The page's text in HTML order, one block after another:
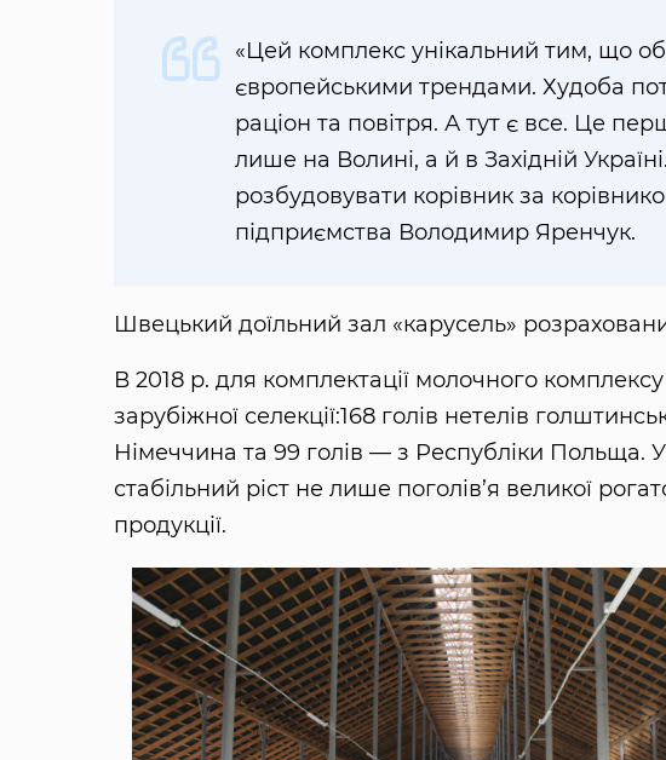
«Цей комплекс унікальний тим, що
європейськими трендами. Худоба
раціон та повітря. А тут є все. Це
лише на Волині, а й в Західній
розбудовувати корівник за
підприємства Володимир Яренчук.
Швецький доїльний зал «карусель»
В 2018 р. для комплектації молочного
зарубіжної селекції:168 голів нетелів
Німеччина та 99 голів — з Республіки Польща.
стабільний ріст не лише поголів’я великої
продукції.